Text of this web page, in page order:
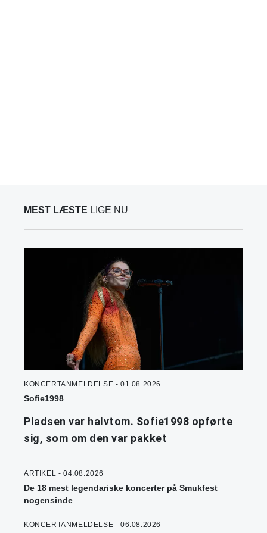
MEST LÆSTE LIGE NU
KONCERTANMELDELSE - 01.08.2026
Sofie1998
Pladsen var halvtom. Sofie1998 opførte
sig, som om den var pakket
ARTIKEL - 04.08.2026
De 18 mest legendariske koncerter på Smukfest
nogensinde
KONCERTANMELDELSE - 06.08.2026